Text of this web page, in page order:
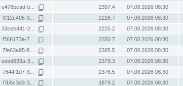
e476bcad-b... 2397.4
07.08.2026 08:30
9f12c405-3... 2226.7
07.08.2026 08:30
33ceb441-2... 2225.2
07.08.2026 08:30
f768173a-7... 2350.7
07.08.2026 08:30
7fe63a95-8... 2305.5
07.08.2026 08:30
eebd633a-3... 2379.3
07.08.2026 08:30
7644f1d7-3... 2376.5
07.08.2026 08:30
f7b5c3d3-3... 1879.2
07.08.2026 08:30